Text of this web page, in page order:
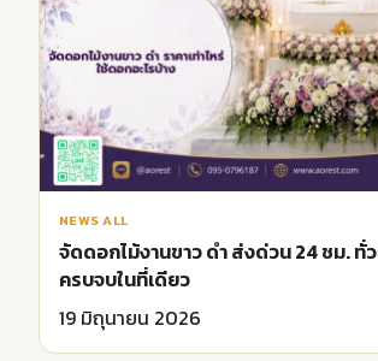
NEWS ALL
จัดดอกไม้งานขาว ดํา ส่งด่วน 24 ชม. ทั่
ครบจบในที่เดียว
19 มิถุนายน 2026